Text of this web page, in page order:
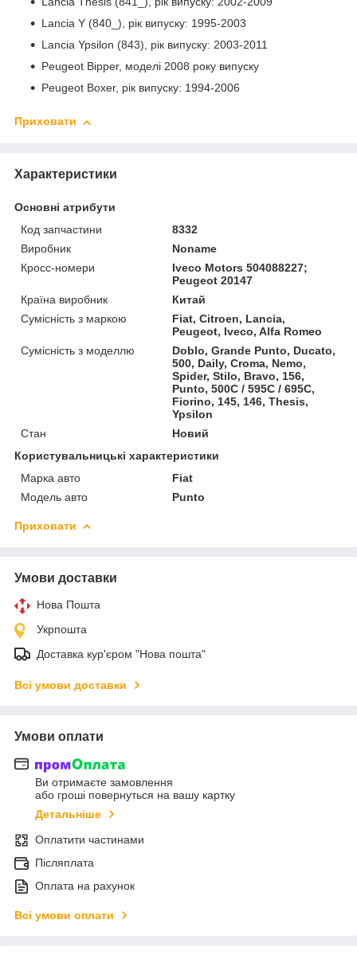
Lancia Y (840_), рік випуску: 1995-2003
Lancia Ypsilon (843), рік випуску: 2003-2011
Peugeot Bipper, моделі 2008 року випуску
Peugeot Boxer, рік випуску: 1994-2006
Приховати
Характеристики
Основні атрибути
Код запчастини
8332
Виробник
Noname
Кросс-номери
Iveco Motors 504088227;
Peugeot 20147
Країна виробник
Китай
Сумісність з маркою
Fiat, Citroen, Lancia,
Peugeot, Iveco, Alfa Romeo
Сумісність з моделлю
Doblo, Grande Punto, Ducato,
500, Daily, Croma, Nemo,
Spider, Stilo, Bravo, 156,
Punto, 500C / 595C / 695C,
Fiorino, 145, 146, Thesis,
Ypsilon
Стан
Новий
Користувальницькі характеристики
Марка авто
Fiat
Модель авто
Punto
Приховати
Умови доставки
Нова Пошта
Укрпошта
Доставка кур'єром "Нова пошта"
Всі умови доставки
Умови оплати
Ви отримаєте замовлення
або гроші повернуться на вашу картку
Детальніше
Оплатити частинами
Післяплата
Оплата на рахунок
Всі умови оплати